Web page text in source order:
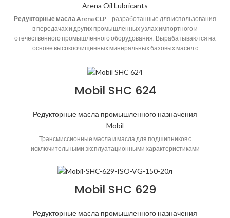
Arena Oil Lubricants
Редукторные масла Arena CLP - разработанные для использования
в передачах и других промышленных узлах импортного и
отечественного промышленного оборудования. Вырабатываются на
основе высокоочищенных минеральных базовых масел с
смазывающие, антиокислительные, антикоррозионные,
противоизносные, деэмульгирующие и противозадирные свойства.
Область применения Предназначены для смазывания зубчатых
передач промышленного оборудования, работающего при средних и
различных механизмов, работающих при повышенных нагрузках, а
также для работы в узлах трения автоматических прессов горячей
штамповки и других тяжело нагруженных элементов промышленного
Mobil SHC 624
Редукторные масла промышленного назначения
Mobil
Трансмиссионные масла и масла для подшипников с
исключительными эксплуатационными характеристиками
Mobil SHC 629
Редукторные масла промышленного назначения